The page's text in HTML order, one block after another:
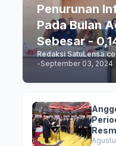
Penurunan
Pada Bulan
Sebesar -
Redaksi
-September 03, 2024